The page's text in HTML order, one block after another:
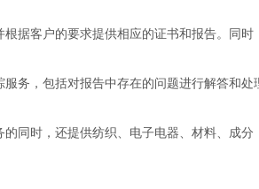
据客户的要求提供相应的证书和报告。同
务，包括对报告中存在的问题进行解答和处
同时，还提供纺织、电子电器、材料、成分